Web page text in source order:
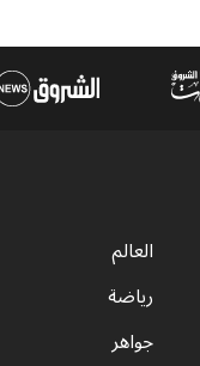
العالم
رياضة
جواهر